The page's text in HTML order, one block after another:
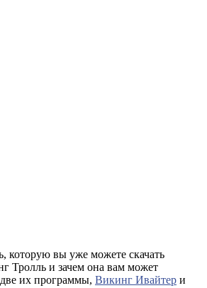
которую вы уже можете скачать
Тролль и зачем она вам может
их программы, Викинг Ивайтер и